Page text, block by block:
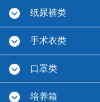
纸尿裤类
手术衣类
口罩类
培养箱